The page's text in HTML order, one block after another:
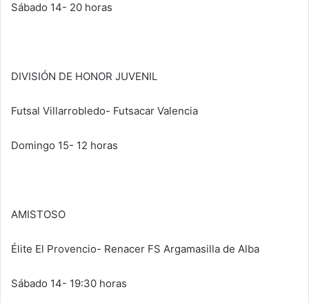
Sábado 14- 20 horas
DIVISIÓN DE HONOR JUVENIL
Futsal Villarrobledo- Futsacar Valencia
Domingo 15- 12 horas
AMISTOSO
Élite El Provencio- Renacer FS Argamasilla de Alba
Sábado 14- 19:30 horas